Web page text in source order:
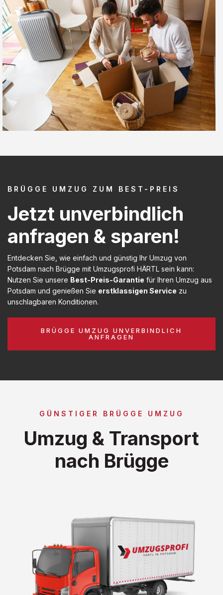
BRÜGGE UMZUG ZUM BEST-PREIS
Jetzt unverbindlich
anfragen & sparen!
Entdecken Sie, wie einfach und günstig Ihr Umzug von
Potsdam nach Brügge mit Umzugsprofi HÄRTL sein kann:
Nutzen Sie unsere Best-Preis-Garantie für Ihren Umzug aus
Potsdam und genießen Sie erstklassigen Service zu
unschlagbaren Konditionen.
BRÜGGE UMZUG UNVERBINDLICH
ANFRAGEN
GÜNSTIGER BRÜGGE UMZUG
Umzug & Transport
nach Brügge